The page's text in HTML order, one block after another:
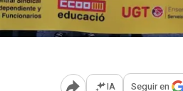
IA Seguir en